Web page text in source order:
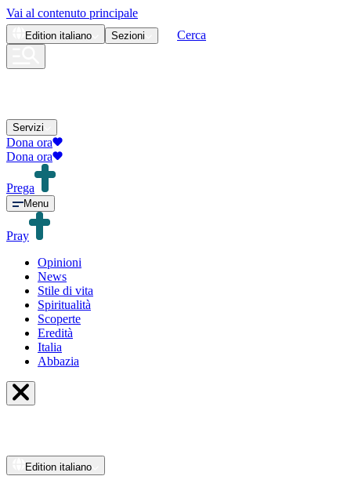
Vai al contenuto principale
Edition italiano Sezioni Cerca
Servizi
Dona ora
Dona ora
Prega
Menu
Pray
Opinioni
News
Stile di vita
Spiritualità
Scoperte
Eredità
Italia
Abbazia
Edition italiano